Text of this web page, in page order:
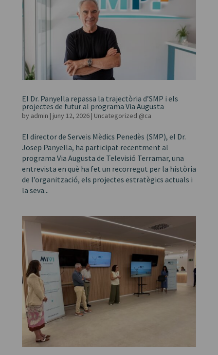
El Dr. Panyella repassa la trajectòria d’SMP i els
projectes de futur al programa Via Augusta
by admin | juny 12, 2026| Uncategorized @ca
El director de Serveis Mèdics Penedès (SMP), el Dr.
Josep Panyella, ha participat recentment al
programa Via Augusta de Televisió Terramar, una
entrevista en què ha fet un recorregut per la història
de l’organització, els projectes estratègics actuals i
la seva...